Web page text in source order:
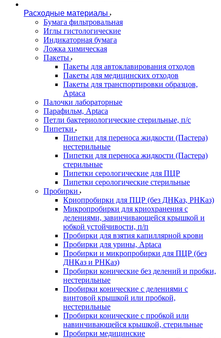
Расходные материалы
Бумага фильтровальная
Иглы гистологические
Индикаторная бумага
Ложка химическая
Пакеты
Пакеты для автоклавирования отходов
Пакеты для медицинских отходов
Пакеты для транспортировки образцов,
Aptaca
Палочки лабораторные
Парафильм, Aptaca
Петли бактериологические стерильные, п/с
Пипетки
Пипетки для переноса жидкости (Пастера)
нестерильные
Пипетки для переноса жидкости (Пастера)
стерильные
Пипетки серологические для ПЦР
Пипетки серологические стерильные
Пробирки
Криопробирки для ПЦР (без ДНКаз, РНКаз)
Микропробирки для криохранения с
делениями, завинчивающейся крышкой и
юбкой устойчивости, п/п
Пробирки для взятия капиллярной крови
Пробирки для урины, Aptaca
Пробирки и микропробирки для ПЦР (без
ДНКаз и РНКаз)
Пробирки конические без делений и пробки,
нестерильные
Пробирки конические с делениями с
винтовой крышкой или пробкой,
нестерильные
Пробирки конические с пробкой или
навинчивающейся крышкой, стерильные
Пробирки медицинские